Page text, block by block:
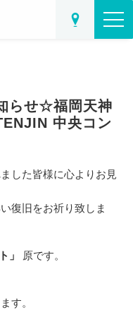
らせ☆福岡天神
中央コン
した皆様に心よりお見
復旧をお祈り致しま
」 原です。
す。